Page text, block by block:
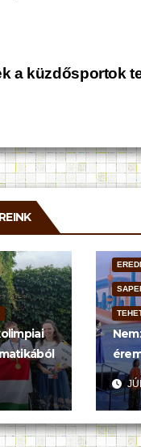
a küzdősportok